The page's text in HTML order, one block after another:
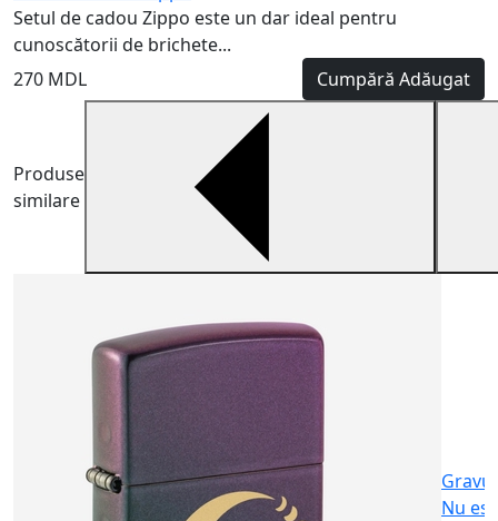
Setul de cadou Zippo este un dar ideal pentru
cunoscătorii de brichete...
270 MDL
Cumpără Adăugat
Produse
similare
Nu